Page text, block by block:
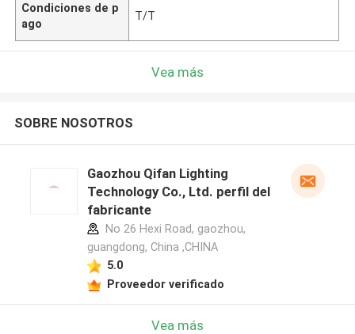
Condiciones de p
ago
T/T
Vea más
SOBRE NOSOTROS
Gaozhou Qifan Lighting
Technology Co., Ltd. perfil del
fabricante
No 26 Hexi Road, gaozhou,
guangdong, China ,CHINA
5.0
Proveedor verificado
Vea más